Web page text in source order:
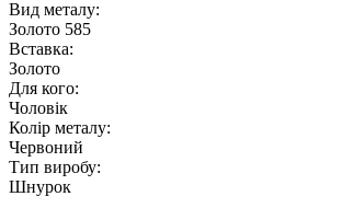
Вид металу:
Золото 585
Вставка:
Золото
Для кого:
Чоловік
Колір металу:
Червоний
Тип виробу:
Шнурок